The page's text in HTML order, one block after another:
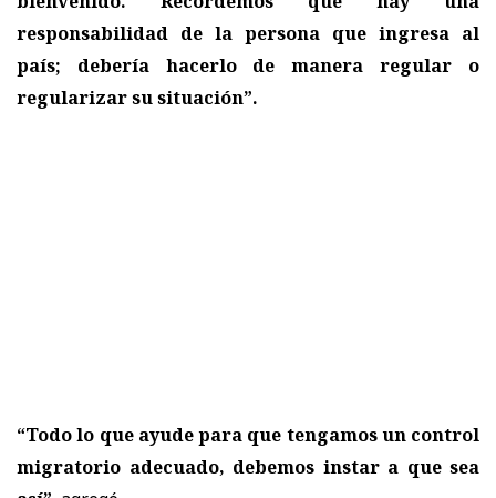
responsabilidad de la persona que ingresa al
país; debería hacerlo de manera regular o
regularizar su situación”.
“Todo lo que ayude para que tengamos un control
migratorio adecuado, debemos instar a que sea